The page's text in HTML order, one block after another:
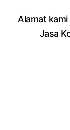
Alamat kami
Jasa